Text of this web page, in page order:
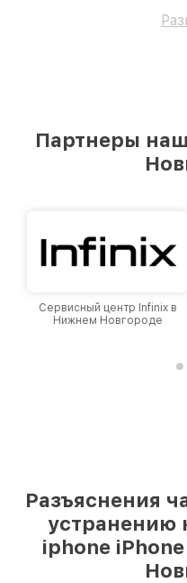
Партнеры
Сервисный центр Infinix в
Нижнем Новгороде
Разъяснения
устранению
iphone